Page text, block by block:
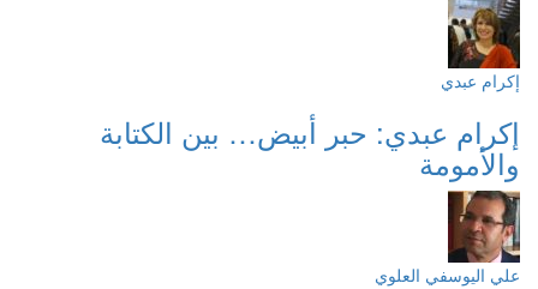
إكرام عبدي
إكرام عبدي: حبر أبيض… بين الكتابة
والأمومة
علي اليوسفي العلوي